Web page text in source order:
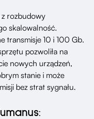
z rozbudowy
skalowalność.
transmisje 10 i 100 Gb.
pozwoliła na
nowych urządzeń,
stanie i może
bez strat sygnału.